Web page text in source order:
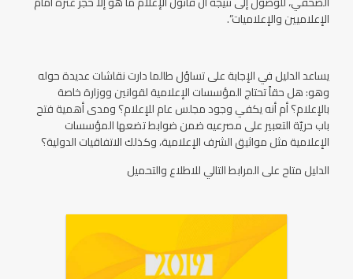
الإعلاميين والإعلاميات”.
يساعد الدليل في الإجابة على تساؤل طالما دارت نقاشات عديدة حوله
وهو: هل حقاً تحتاج المؤسسات الإعلامية لقوانين ووزارة خاصة
بالإعلام؟ أم أنه يكفي وجود مجلس عام للإعلام؟ ومدى أهمية فتح
باب حريّة التعبير على مصرعيه ضمن ضوابط تضعها المؤسسات
الإعلامية مثل مواثيق الشرف الإعلامية، وكذلك الاتفاقيات الدولية؟
الدليل متاح على المرابط التالي للاطلاع والتحميل